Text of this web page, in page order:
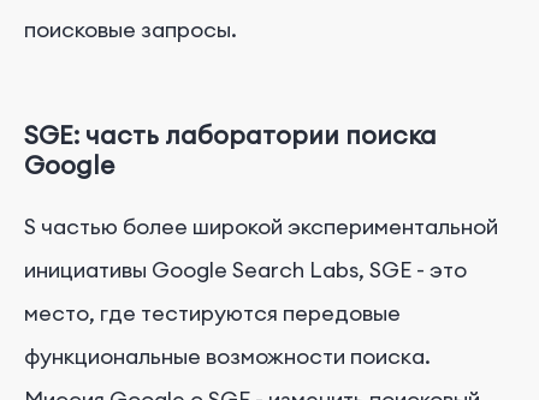
поисковые запросы.
SGE: часть лаборатории поиска
Google
S частью более широкой экспериментальной
инициативы Google Search Labs, SGE - это
место, где тестируются передовые
функциональные возможности поиска.